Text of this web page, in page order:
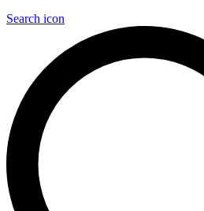
Search icon